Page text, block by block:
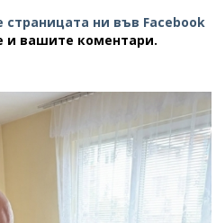
страницата ни във Facebook
и вашите коментари.